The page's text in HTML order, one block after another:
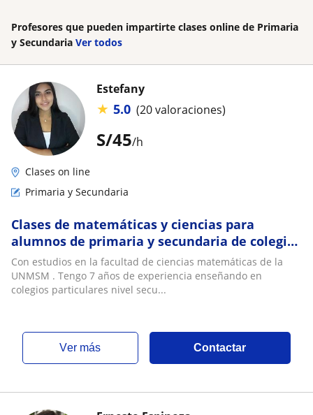
Profesores que pueden impartirte clases online de Primaria
y Secundaria Ver todos
S/45/h
Estefany
★ 5.0 (20 valoraciones)
Clases on line
Primaria y Secundaria
Clases de matemáticas y ciencias para
alumnos de primaria y secundaria de colegios
Particulares y nacionales
Con estudios en la facultad de ciencias matemáticas de la
UNMSM . Tengo 7 años de experiencia enseñando en
colegios particulares nivel secu...
ver más Contactar